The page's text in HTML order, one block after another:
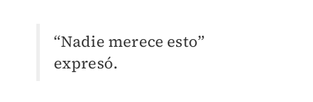
“Nadie merece esto”
expresó.